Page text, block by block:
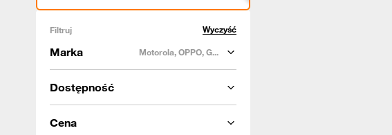
Filtruj Wyczyść
Marka Motorola, OPPO, G...
Dostępność
Cena